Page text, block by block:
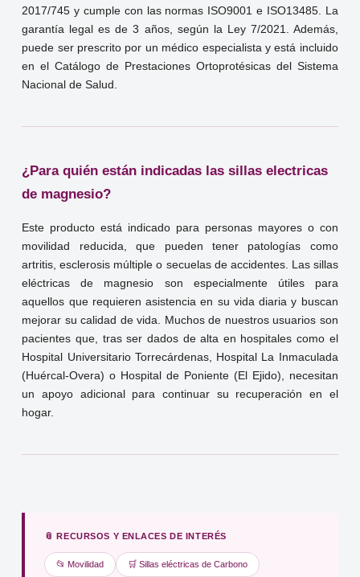
2017/745 y cumple con las normas ISO9001 e ISO13485. La
garantía legal es de 3 años, según la Ley 7/2021. Además,
puede ser prescrito por un médico especialista y está incluido
en el Catálogo de Prestaciones Ortoprotésicas del Sistema
Nacional de Salud.
¿Para quién están indicadas las sillas electricas
de magnesio?
Este producto está indicado para personas mayores o con
movilidad reducida, que pueden tener patologías como
artritis, esclerosis múltiple o secuelas de accidentes. Las sillas
eléctricas de magnesio son especialmente útiles para
aquellos que requieren asistencia en su vida diaria y buscan
mejorar su calidad de vida. Muchos de nuestros usuarios son
pacientes que, tras ser dados de alta en hospitales como el
Hospital Universitario Torrecárdenas, Hospital La Inmaculada
(Huércal-Overa) o Hospital de Poniente (El Ejido), necesitan
un apoyo adicional para continuar su recuperación en el
hogar.
📎 RECURSOS Y ENLACES DE INTERÉS
📂 Movilidad 🛒 Sillas eléctricas de Carbono